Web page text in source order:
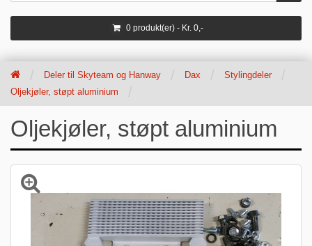
0 produkt(er) - Kr. 0,-
Deler til Skyteam og Hanway Dax
Stylingdeler
Oljekjøler, støpt aluminium
Oljekjøler, støpt aluminium